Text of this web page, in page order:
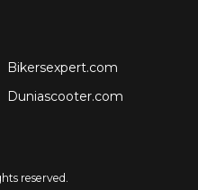
Bikersexpert.com
Duniascooter.com
reserved.